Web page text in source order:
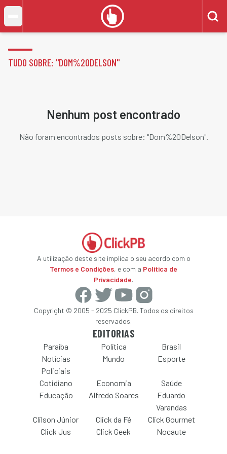
TUDO SOBRE: "DOM%20DELSON"
Nenhum post encontrado
Não foram encontrados posts sobre: "Dom%20Delson".
A utilização deste site implica o seu acordo com o
Termos e Condições, e com a Política de
Privacidade.
Copyright © 2005 - 2025 ClickPB. Todos os direitos
reservados.
EDITORIAS
Paraíba Política
Brasil
Notícias
Policiais
Mundo Esporte
Cotidiano Economia
Saúde
Educação
Alfredo Soares
Eduardo
Varandas
Clilson Júnior
Click da Fé
Click Gourmet
Click Jus
Click Geek Nocaute